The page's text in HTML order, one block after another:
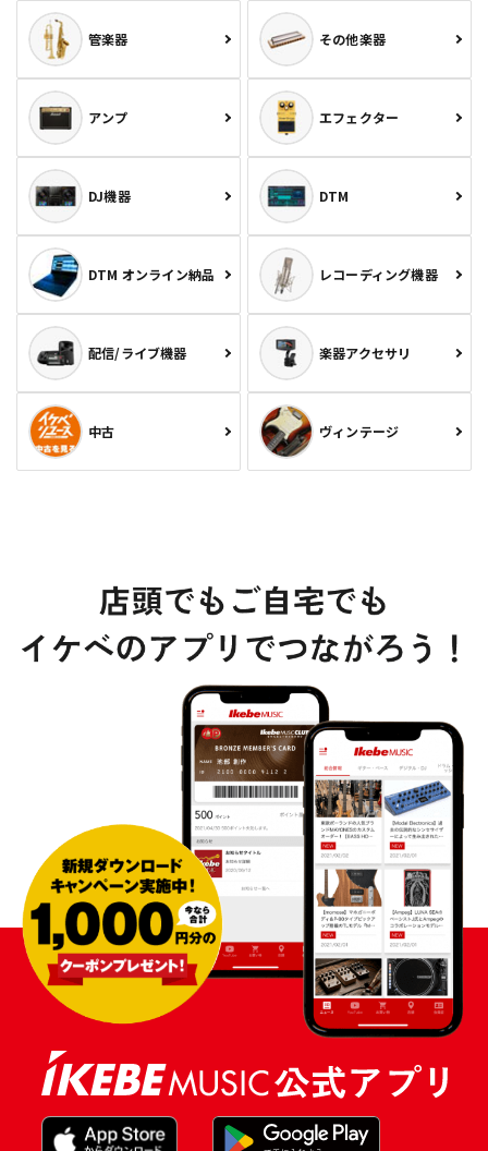
管楽器 その他楽器
アンプ エフェクター
DJ機器 DTM
DTM オンライン納品 レコーディング機器
配信/ライブ機器 楽器アクセサリ
中古 ヴィンテージ